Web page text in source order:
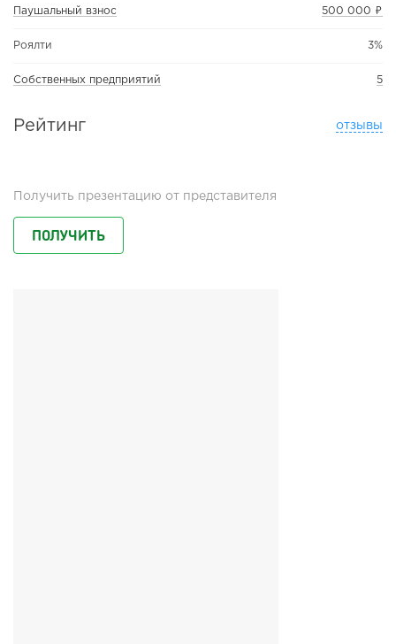
Паушальный взнос 500 000 ₽
Роялти 3%
Собственных предприятий 5
Рейтинг отзывы
Получить презентацию от представителя
ПОЛУЧИТЬ